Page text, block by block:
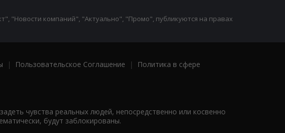
"Новости компаний", "Актуально", "Промо", публикуются на правах
| Пользовательское Соглашение |
Политика в сфере
чувства реальных людей, непосредственно или косвенно
будут заблокированы.